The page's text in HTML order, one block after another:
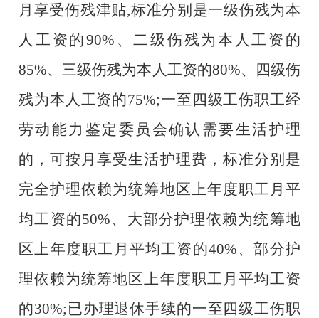
月享受伤残津贴,标准分别是一级伤残为本
人工资的90%、二级伤残为本人工资的
85%、三级伤残为本人工资的80%、四级伤
残为本人工资的75%;一至四级工伤职工经
劳动能力鉴定委员会确认需要生活护理
的，可按月享受生活护理费，标准分别是
完全护理依赖为统筹地区上年度职工月平
均工资的50%、大部分护理依赖为统筹地
区上年度职工月平均工资的40%、部分护
理依赖为统筹地区上年度职工月平均工资
的30%;已办理退休手续的一至四级工伤职